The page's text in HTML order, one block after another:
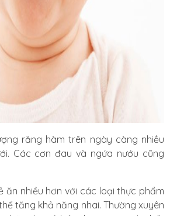
răng hàm trên ngày càng nhiều
Các cơn đau và ngứa nướu cũng
ăn nhiều hơn với các loại thực phẩm
tăng khả năng nhai. Thường xuyên